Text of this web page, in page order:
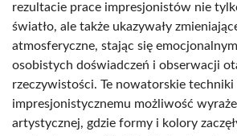
rezultacie prace impresjonistów nie
światło, ale także ukazywały
atmosferyczne, stając się
osobistych doświadczeń i obserwacji
rzeczywistości. Te nowatorskie techniki
impresjonistycznemu możliwość
artystycznej, gdzie formy i kolory